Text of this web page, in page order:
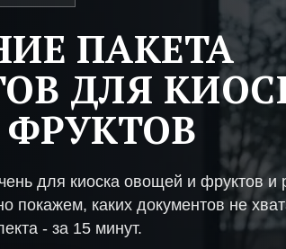
ПАКЕТА
ДЛЯ
для киоска овощей и фруктов и
покажем, каких документов не
- за 15 минут.